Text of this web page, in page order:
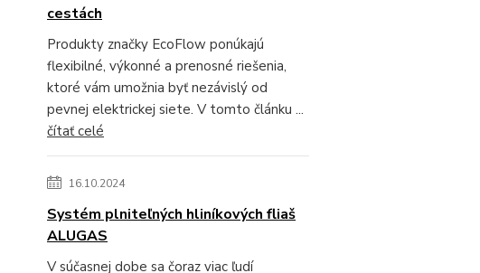
cestách
Produkty značky EcoFlow ponúkajú
flexibilné, výkonné a prenosné riešenia,
ktoré vám umožnia byť nezávislý od
pevnej elektrickej siete. V tomto článku ...
čítať celé
16.10.2024
Systém plniteľných hliníkových fliaš
ALUGAS
V súčasnej dobe sa čoraz viac ľudí